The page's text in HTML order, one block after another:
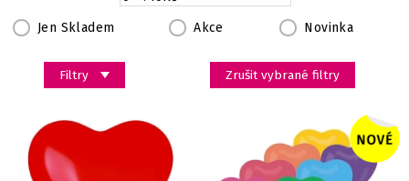
Filtry
Jen Skladem Akce Novinka
Zrušit vybrané filtry